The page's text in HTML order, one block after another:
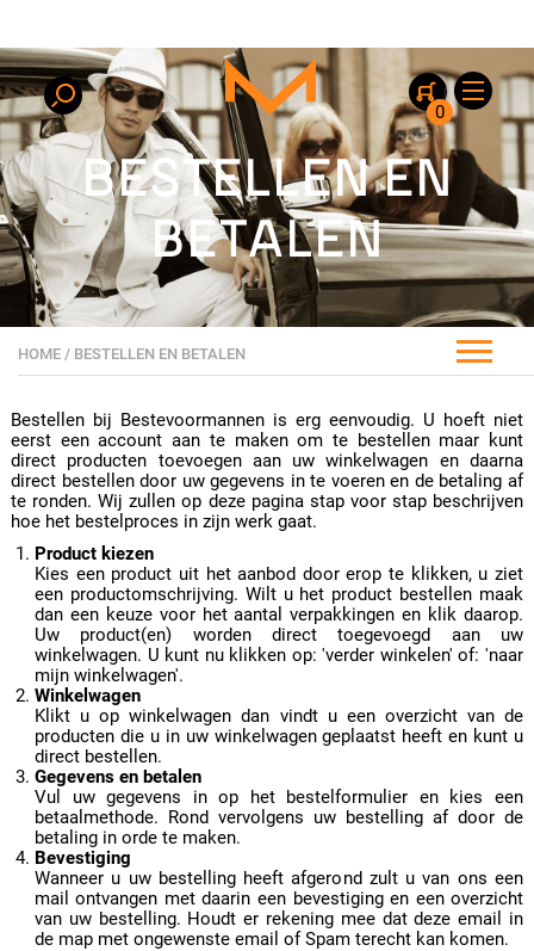
0
BESTELLEN EN
BETALEN
HOME / BESTELLEN EN BETALEN
Bestellen bij Bestevoormannen is erg eenvoudig. U hoeft niet
eerst een account aan te maken om te bestellen maar kunt
direct producten toevoegen aan uw winkelwagen en daarna
direct bestellen door uw gegevens in te voeren en de betaling af
te ronden. Wij zullen op deze pagina stap voor stap beschrijven
hoe het bestelproces in zijn werk gaat.
Product kiezen
Kies een product uit het aanbod door erop te klikken, u ziet
een productomschrijving. Wilt u het product bestellen maak
dan een keuze voor het aantal verpakkingen en klik daarop.
Uw product(en) worden direct toegevoegd aan uw
winkelwagen. U kunt nu klikken op: 'verder winkelen' of: 'naar
mijn winkelwagen'.
Winkelwagen
Klikt u op winkelwagen dan vindt u een overzicht van de
producten die u in uw winkelwagen geplaatst heeft en kunt u
direct bestellen.
Gegevens en betalen
Vul uw gegevens in op het bestelformulier en kies een
betaalmethode. Rond vervolgens uw bestelling af door de
betaling in orde te maken.
Bevestiging
Wanneer u uw bestelling heeft afgerond zult u van ons een
mail ontvangen met daarin een bevestiging en een overzicht
van uw bestelling. Houdt er rekening mee dat deze email in
de map met ongewenste email of Spam terecht kan komen.